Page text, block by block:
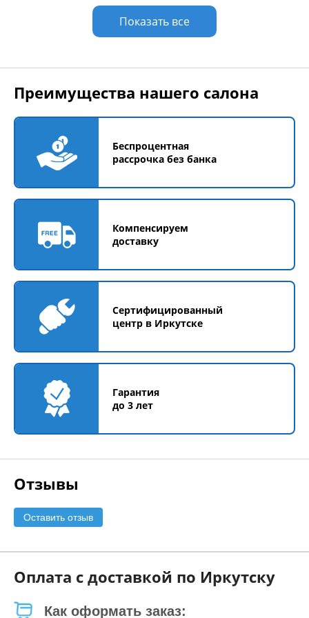
Показать все
Преимущества нашего салона
Беспроцентная
рассрочка без банка
Компенсируем
доставку
Сертифицированный
центр в Иркутске
Гарантия
до 3 лет
Отзывы
Оставить отзыв
Оплата с доставкой по Иркутску
Как оформать заказ: